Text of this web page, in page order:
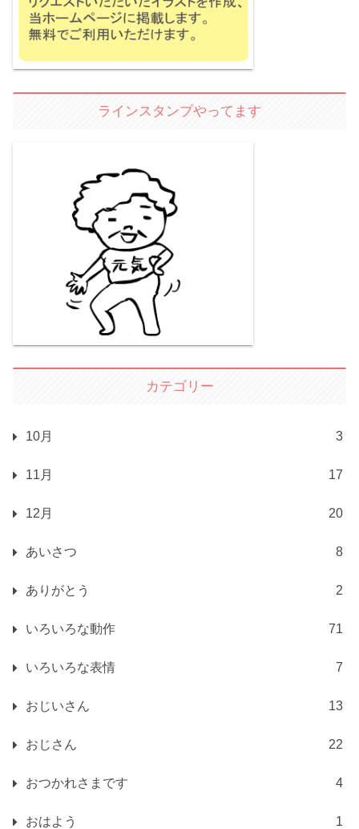
ラインスタンプやってます
カテゴリー
10月 3
11月 17
12月 20
あいさつ 8
ありがとう 2
いろいろな動作 71
いろいろな表情 7
おじいさん 13
おじさん 22
おつかれさまです 4
おはよう 1